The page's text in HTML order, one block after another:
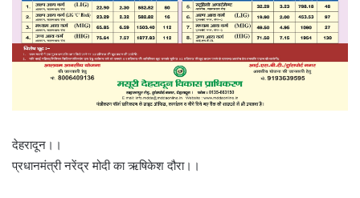
देहरादून।।
प्रधानमंत्री नरेंद्र मोदी का ऋषिकेश दौरा।।